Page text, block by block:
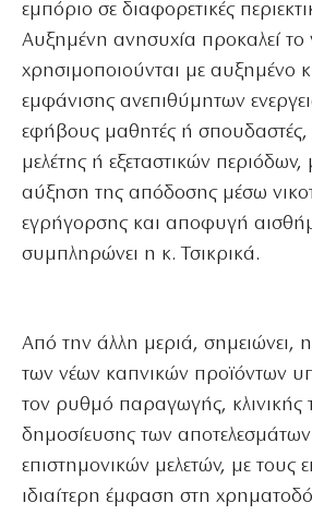
εμπόριο σε διαφορετικές
Αυξημένη ανησυχία προκαλεί το
χρησιμοποιούνται με αυξημένο
εμφάνισης ανεπιθύμητων
εφήβους μαθητές ή σπουδαστές,
μελέτης ή εξεταστικών
αύξηση της απόδοσης μέσω
εγρήγορσης και αποφυγή
συμπληρώνει η κ. Τσικρικά.
Από την άλλη μεριά, σημειώνει, η
των νέων καπνικών προϊόντων
τον ρυθμό παραγωγής, κλινικής
δημοσίευσης των
επιστημονικών μελετών, με τους
ιδιαίτερη έμφαση στη